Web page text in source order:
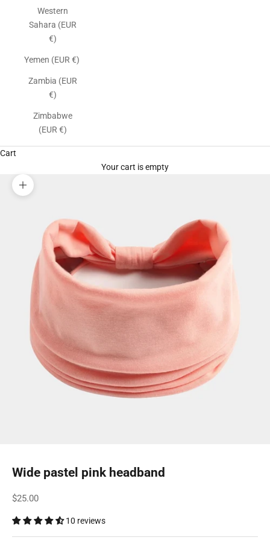
Western
Sahara (EUR
€)
Yemen (EUR €)
Zambia (EUR
€)
Zimbabwe
(EUR €)
Cart
Your cart is empty
Zoom picture
Wide pastel pink headband
Sale price
$25.00
10 reviews